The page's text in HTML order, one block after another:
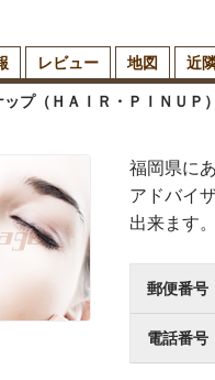
レビュー 地図 近
プ（ＨＡＩＲ・ＰＩＮＵＰ）
福岡県に
アドバイ
出来ます。
郵便番号
電話番号